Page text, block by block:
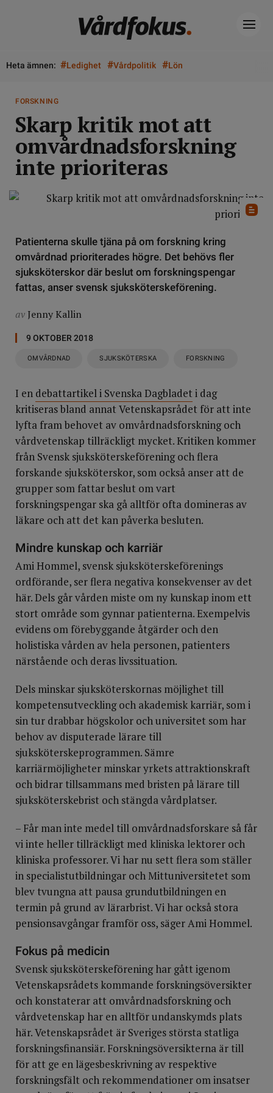
Heta ämnen: #Ledighet #Vårdpolitik #Lön
FORSKNING
Skarp kritik mot att
omvårdnadsforskning
inte prioriteras
Patienterna skulle tjäna på om forskning kring
omvårdnad prioriterades högre. Det behövs fler
sjuksköterskor där beslut om forskningspengar
fattas, anser svensk sjuksköterskeförening.
av Jenny Kallin
9 OKTOBER 2018
OMVÅRDNAD SJUKSKÖTERSKA FORSKNING
I en debattartikel i Svenska Dagbladeti dag
kritiseras bland annat Vetenskapsrådet för att inte
lyfta fram behovet av omvårdnadsforskning och
vårdvetenskap tillräckligt mycket. Kritiken kommer
från Svensk sjuksköterskeförening och flera
forskande sjuksköterskor, som också anser att de
grupper som fattar beslut om vart
forskningspengar ska gå alltför ofta domineras av
läkare och att det kan påverka besluten.
Mindre kunskap och karriär
Ami Hommel, svensk sjuksköterskeförenings
ordförande, ser flera negativa konsekvenser av det
här. Dels går vården miste om ny kunskap inom ett
stort område som gynnar patienterna. Exempelvis
evidens om förebyggande åtgärder och den
holistiska vården av hela personen, patienters
närstående och deras livssituation.
Dels minskar sjuksköterskornas möjlighet till
kompetensutveckling och akademisk karriär, som i
sin tur drabbar högskolor och universitet som har
behov av disputerade lärare till
sjuksköterskeprogrammen. Sämre
karriärmöjligheter minskar yrkets attraktionskraft
och bidrar tillsammans med bristen på lärare till
sjuksköterskebrist och stängda vårdplatser.
– Får man inte medel till omvårdnadsforskare så får
vi inte heller tillräckligt med kliniska lektorer och
kliniska professorer. Vi har nu sett flera som ställer
in specialistutbildningar och Mittuniversitetet som
blev tvungna att pausa grundutbildningen en
termin på grund av lärarbrist. Vi har också stora
pensionsavgångar framför oss, säger Ami Hommel.
Fokus på medicin
Svensk sjuksköterskeförening har gått igenom
Vetenskapsrådets kommande forskningsöversikter
och konstaterar att omvårdnadsforskning och
vårdvetenskap har en alltför undanskymds plats
här. Vetenskapsrådet är Sveriges största statliga
forskningsfinansiär. Forskningsöversikterna är till
för att ge en lägesbeskrivning av respektive
forskningsfält och rekommendationer om insatser